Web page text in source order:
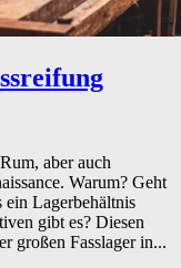
aber auch
Warum? Geht
ein Lagerbehältnis
gibt es? Diesen
großen Fasslager in...